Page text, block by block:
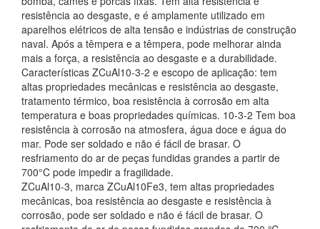
resistência ao desgaste, e é amplamente utilizado em
aparelhos elétricos de alta tensão e indústrias de construção
naval. Após a têmpera e a têmpera, pode melhorar ainda
mais a força, a resistência ao desgaste e a durabilidade.
Características ZCuAl10-3-2 e escopo de aplicação: tem
altas propriedades mecânicas e resistência ao desgaste,
tratamento térmico, boa resistência à corrosão em alta
temperatura e boas propriedades químicas. 10-3-2 Tem boa
resistência à corrosão na atmosfera, água doce e água do
mar. Pode ser soldado e não é fácil de brasar. O
resfriamento do ar de peças fundidas grandes a partir de
700°C pode impedir a fragilidade.
ZCuAl10-3, marca ZCuAl10Fe3, tem altas propriedades
mecânicas, boa resistência ao desgaste e resistência à
corrosão, pode ser soldado e não é fácil de brasar. O